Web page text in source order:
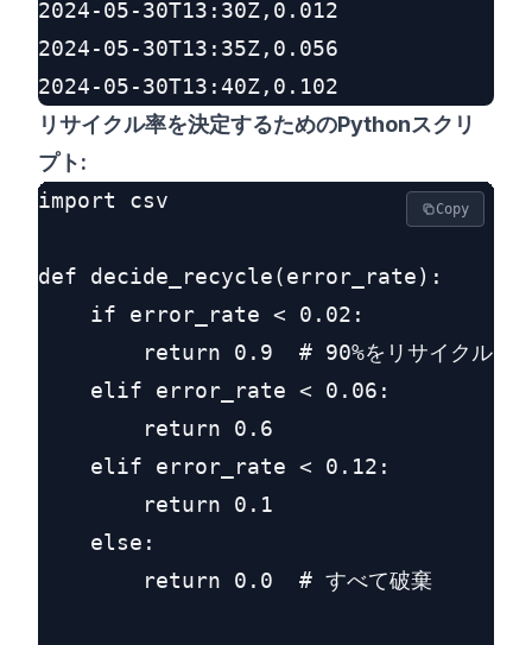
2024-05-30T13:30Z,0.012
2024-05-30T13:35Z,0.056
リサイクル率を決定するためのPythonスクリ
プト:
import csv
def decide_recycle(error_rate):
    if error_rate < 0.02:
        return 0.9  # 90%をリサイクル
    elif error_rate < 0.06:
        return 0.6
    elif error_rate < 0.12:
        return 0.1
    else:
        return 0.0  # すべて破棄
Copy